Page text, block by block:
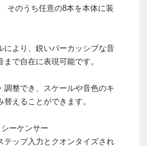
そのうち任意の8本を本体に装
により、鋭いパーカッシブな音
で自在に表現可能です。
調整でき、スケールや音色のキ
えることができます。
ーケンサー
テップ入力とクオンタイズされ